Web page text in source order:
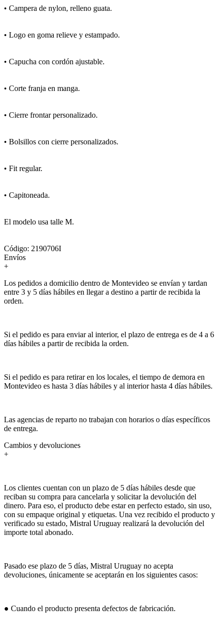
• Campera de nylon, relleno guata.
• Logo en goma relieve y estampado.
• Capucha con cordón ajustable.
• Corte franja en manga.
• Cierre frontar personalizado.
• Bolsillos con cierre personalizados.
• Fit regular.
• Capitoneada.
El modelo usa talle M.
Código: 2190706I
Envíos
+
Los pedidos a domicilio dentro de Montevideo se envían y tardan
entre 3 y 5 días hábiles en llegar a destino a partir de recibida la
orden.
Si el pedido es para enviar al interior, el plazo de entrega es de 4 a 6
días hábiles a partir de recibida la orden.
Si el pedido es para retirar en los locales, el tiempo de demora en
Montevideo es hasta 3 días hábiles y al interior hasta 4 días hábiles.
Las agencias de reparto no trabajan con horarios o días específicos
de entrega.
Cambios y devoluciones
+
Los clientes cuentan con un plazo de 5 días hábiles desde que
reciban su compra para cancelarla y solicitar la devolución del
dinero. Para eso, el producto debe estar en perfecto estado, sin uso,
con su empaque original y etiquetas. Una vez recibido el producto y
verificado su estado, Mistral Uruguay realizará la devolución del
importe total abonado.
Pasado ese plazo de 5 días, Mistral Uruguay no acepta
devoluciones, únicamente se aceptarán en los siguientes casos:
● Cuando el producto presenta defectos de fabricación.